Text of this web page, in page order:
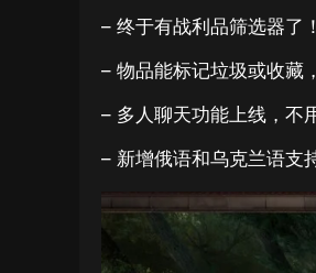
– 终于有战利品筛选器了
– 物品能标记垃圾或收藏
– 多人聊天功能上线，不
– 新增俄语和乌克兰语支